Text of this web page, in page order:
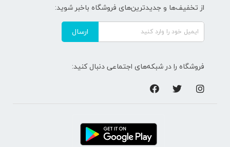
از تخفیف‌ها و جدیدترین‌های فروشگاه باخبر شوید:
ارسال
فروشگاه را در شبکه‌های اجتماعی دنبال کنید: